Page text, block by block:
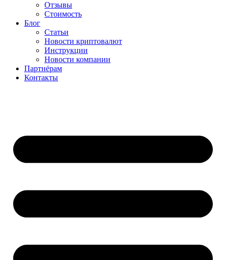
Отзывы
Стоимость
Блог
Статьи
Новости криптовалют
Инструкции
Новости компании
Партнёрам
Контакты